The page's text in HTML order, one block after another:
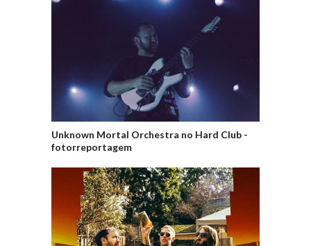
Unknown Mortal Orchestra no Hard Club -
fotorreportagem